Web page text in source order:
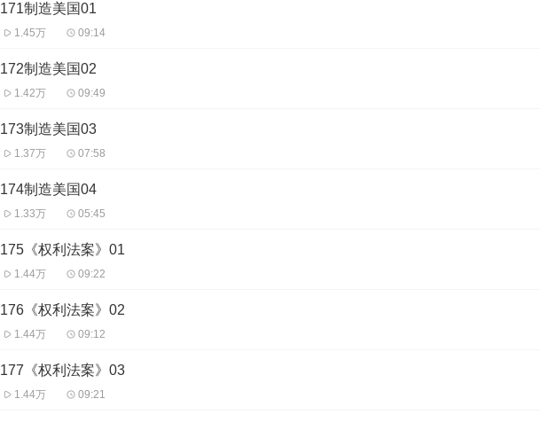
171制造美国01
1.45万 09:14
172制造美国02
1.42万 09:49
173制造美国03
1.37万 07:58
174制造美国04
1.33万 05:45
175《权利法案》01
1.44万 09:22
176《权利法案》02
1.44万 09:12
177《权利法案》03
1.44万 09:21